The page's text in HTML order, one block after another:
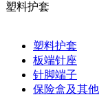
塑料护套
塑料护套
板端针座
针脚端子
保险盒及其他